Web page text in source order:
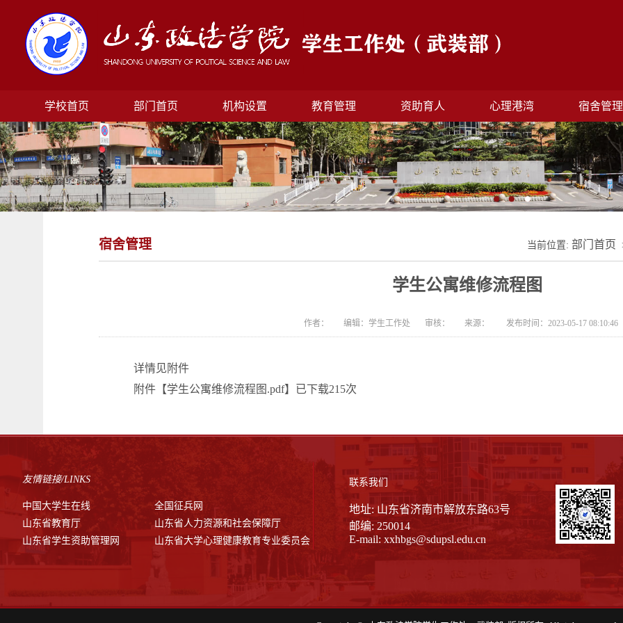
学校首页 部门首页 机构设置 教育管理 资助育人 心理港湾 宿舍管
宿舍管理 当前位置: 部门首页
学生公寓维修流程图
作者： 编辑：学生工作处 审核： 来源： 发布时间：2023-05-17
详情见附件
附件【学生公寓维修流程图.pdf】已下载215次
友情链接/LINKS
中国大学生在线
全国征兵网
山东省教育厅
山东省人力资源和社会保障厅
山东省学生资助管理网
山东省大学心理健康教育专业委员会
联系我们
地址: 山东省济南市解放东路63号
邮编: 250014
E-mail: xxhbgs@sdupsl.edu.cn